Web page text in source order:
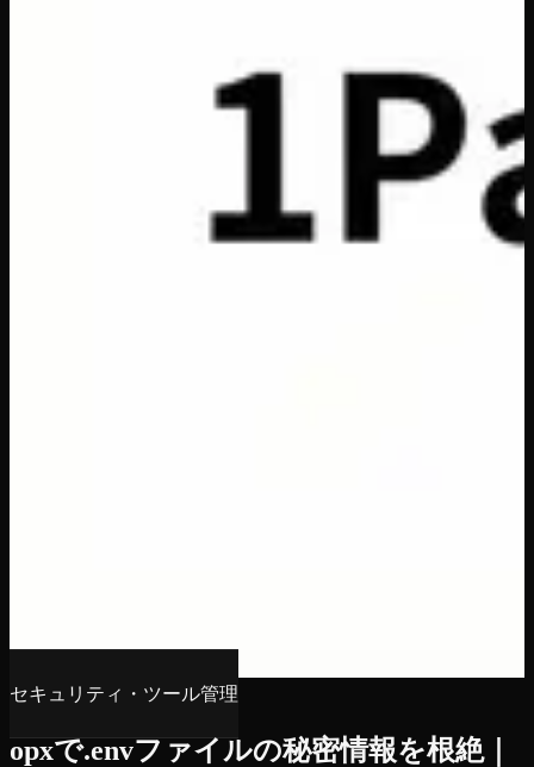
セキュリティ・ツール管理
opxで.envファイルの秘密情報を根絶｜